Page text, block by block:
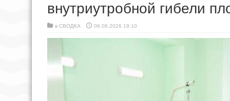
внутриутробной гибели
в СВОДКА 06.06.2026 19:10